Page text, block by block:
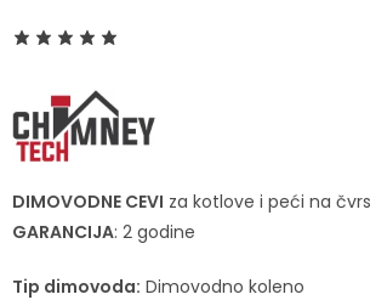
DIMOVODNE CEVI za kotlove i peći na
GARANCIJA: 2 godine
Tip dimovoda: Dimovodno koleno